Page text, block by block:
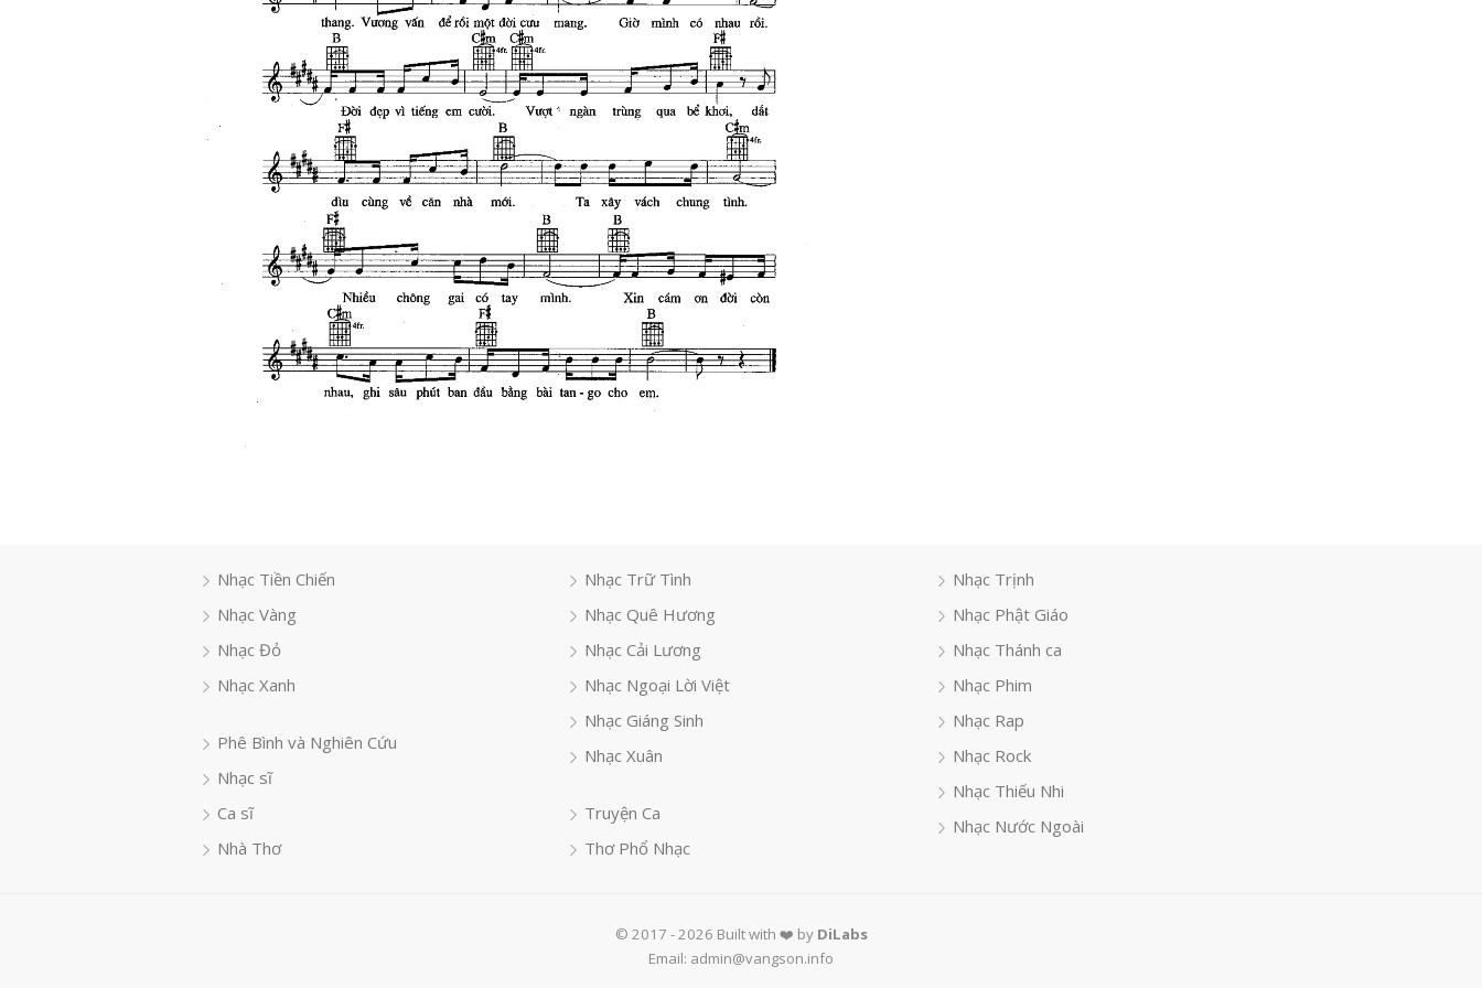
Nhạc Tiền Chiến
Nhạc Vàng
Nhạc Đỏ
Nhạc Xanh
Phê Bình và Nghiên Cứu
Nhạc sĩ
Ca sĩ
Nhà Thơ
Nhạc Trữ Tình
Nhạc Quê Hương
Nhạc Cải Lương
Nhạc Ngoại Lời Việt
Nhạc Giáng Sinh
Nhạc Xuân
Truyện Ca
Thơ Phổ Nhạc
Nhạc Trịnh
Nhạc Phật Giáo
Nhạc Thánh ca
Nhạc Phim
Nhạc Rap
Nhạc Rock
Nhạc Thiếu Nhi
Nhạc Nước Ngoài
© 2017 - 2026 Built with ❤️ by DiLabs
Email: admin@vangson.info